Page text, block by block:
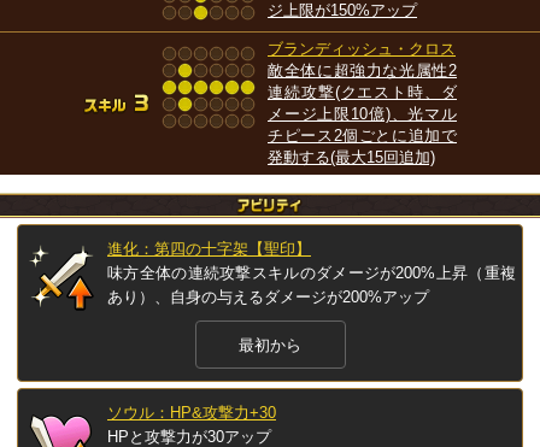
ジ上限が150%アップ
ブランディッシュ・クロス
敵全体に超強力な光属性2
連続攻撃(クエスト時、ダ
メージ上限10億)、光マル
チピース2個ごとに追加で
発動する(最大15回追加)
進化：第四の十字架【聖印】
味方全体の連続攻撃スキルのダメージが200%上昇（重複
あり）、自身の与えるダメージが200%アップ
最初から
ソウル：HP&攻撃力+30
HPと攻撃力が30アップ